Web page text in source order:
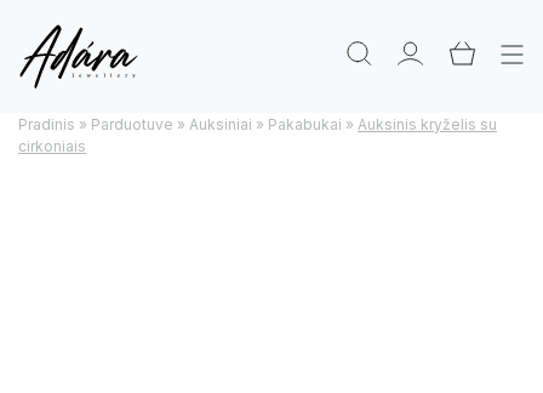
Pradinis » Parduotuve » Auksiniai » Pakabukai » Auksinis kryželis su
cirkoniais